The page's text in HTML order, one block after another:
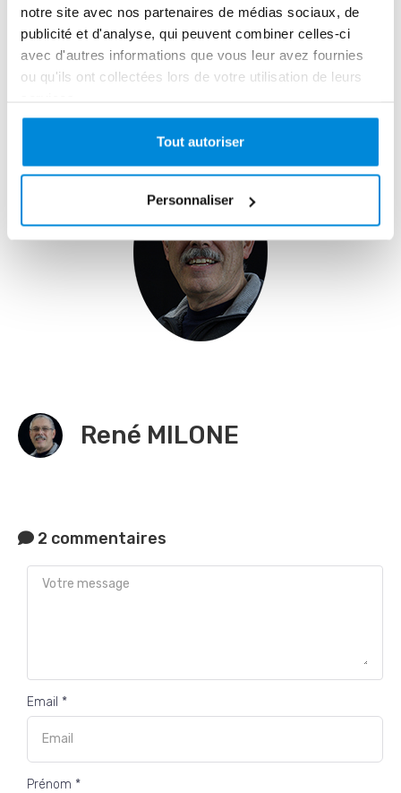
notre site avec nos partenaires de médias sociaux, de
publicité et d'analyse, qui peuvent combiner celles-ci
avec d'autres informations que vous leur avez fournies
ou qu'ils ont collectées lors de votre utilisation de leurs
Tout autoriser
Personnaliser
faire plaisir.
Amusez-vous bien et bon voyage !
René MILONE
2 commentaires
Email *
Prénom *